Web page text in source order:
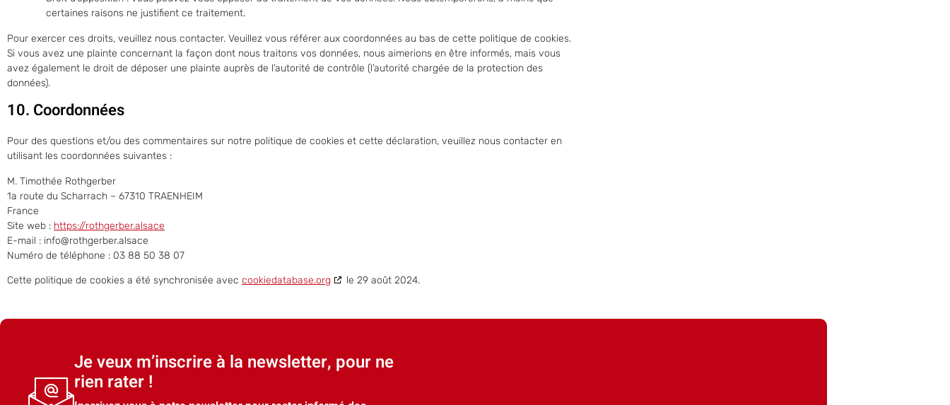
certaines raisons ne justifient ce traitement.
Pour exercer ces droits, veuillez nous contacter. Veuillez vous référer aux coordonnées au bas de cette politique de cookies.
Si vous avez une plainte concernant la façon dont nous traitons vos données, nous aimerions en être informés, mais vous
avez également le droit de déposer une plainte auprès de l’autorité de contrôle (l’autorité chargée de la protection des
données).
10. Coordonnées
Pour des questions et/ou des commentaires sur notre politique de cookies et cette déclaration, veuillez nous contacter en
utilisant les coordonnées suivantes :
M. Timothée Rothgerber
1a route du Scharrach – 67310 TRAENHEIM
France
Site web : https://rothgerber.alsace
E-mail : info@rothgerber.alsace
Numéro de téléphone : 03 88 50 38 07
Cette politique de cookies a été synchronisée avec cookiedatabase.org le 29 août 2024.
Je veux m’inscrire à la newsletter, pour ne
rien rater !